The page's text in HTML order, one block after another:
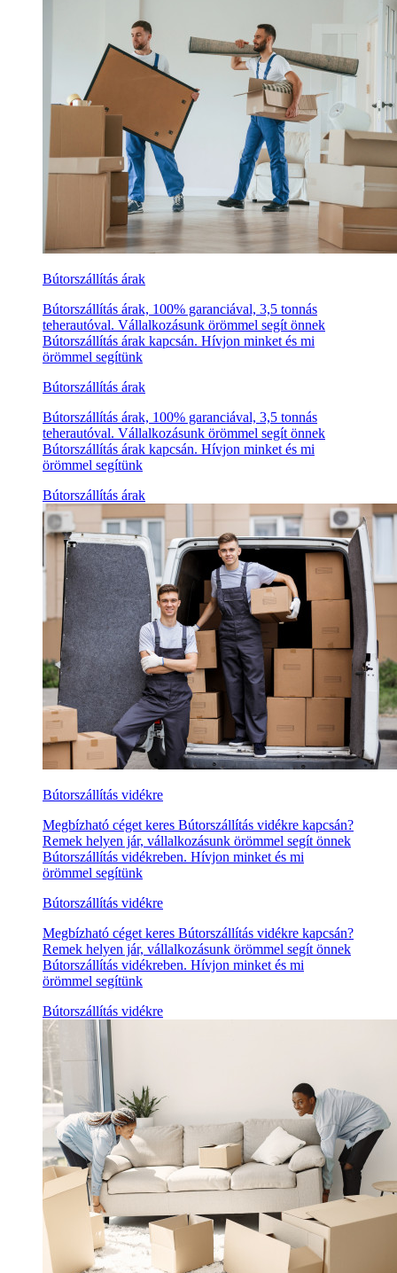
Bútorszállítás árak
Bútorszállítás árak, 100% garanciával, 3,5 tonnás
teherautóval. Vállalkozásunk örömmel segít önnek
Bútorszállítás árak kapcsán. Hívjon minket és mi
örömmel segítünk
Bútorszállítás árak
Bútorszállítás árak, 100% garanciával, 3,5 tonnás
teherautóval. Vállalkozásunk örömmel segít önnek
Bútorszállítás árak kapcsán. Hívjon minket és mi
örömmel segítünk
Bútorszállítás árak
Bútorszállítás vidékre
Megbízható céget keres Bútorszállítás vidékre kapcsán?
Remek helyen jár, vállalkozásunk örömmel segít önnek
Bútorszállítás vidékreben. Hívjon minket és mi
örömmel segítünk
Bútorszállítás vidékre
Megbízható céget keres Bútorszállítás vidékre kapcsán?
Remek helyen jár, vállalkozásunk örömmel segít önnek
Bútorszállítás vidékreben. Hívjon minket és mi
örömmel segítünk
Bútorszállítás vidékre